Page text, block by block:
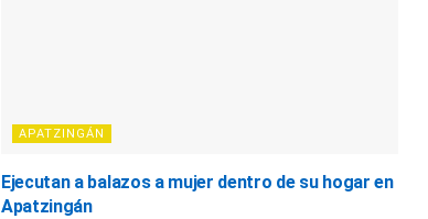
APATZINGÁN
Ejecutan a balazos a mujer dentro de su hogar en
Apatzingán